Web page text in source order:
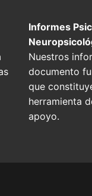
Informes
Nuestros
documento
que
herramienta
apoyo.